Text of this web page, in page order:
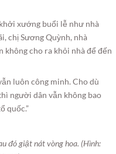
xướng buổi lễ như nhà
chị Sương Quỳnh, nhà
không cho ra khỏi nhà để đến
luôn công minh. Cho dù
người dân vẫn không bao
quốc.”
đó giật nát vòng hoa. (Hình: